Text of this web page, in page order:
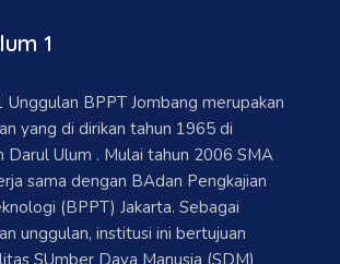
1
Unggulan BPPT Jombang merupakan
yang di dirikan tahun 1965 di
Darul Ulum . Mulai tahun 2006 SMA
sama dengan BAdan Pengkajian
(BPPT) Jakarta. Sebagai
unggulan, institusi ini bertujuan